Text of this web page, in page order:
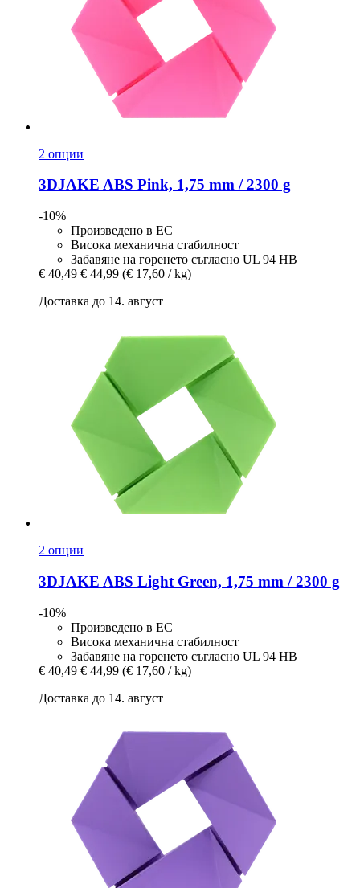
2 опции
3DJAKE ABS Pink, 1,75 mm / 2300 g
-10%
Произведено в ЕС
Висока механична стабилност
Забавяне на горенето съгласно UL 94 HB
€ 40,49 € 44,99 (€ 17,60 / kg)
Доставка до 14. август
2 опции
3DJAKE ABS Light Green, 1,75 mm / 2300 g
-10%
Произведено в ЕС
Висока механична стабилност
Забавяне на горенето съгласно UL 94 HB
€ 40,49 € 44,99 (€ 17,60 / kg)
Доставка до 14. август